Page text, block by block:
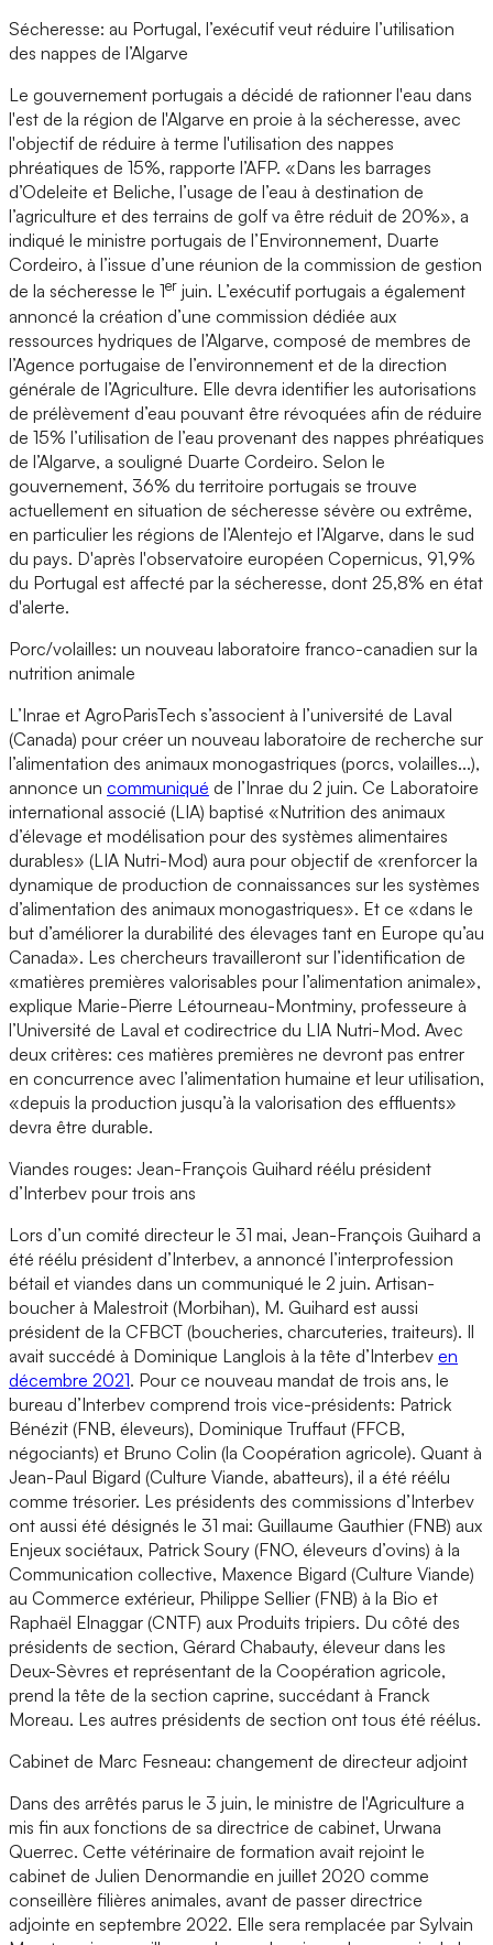
Sécheresse: au Portugal, l’exécutif veut réduire l’utilisation
des nappes de l’Algarve
Le gouvernement portugais a décidé de rationner l'eau dans
l'est de la région de l'Algarve en proie à la sécheresse, avec
l'objectif de réduire à terme l'utilisation des nappes
phréatiques de 15%, rapporte l’AFP. «Dans les barrages
d’Odeleite et Beliche, l’usage de l’eau à destination de
l’agriculture et des terrains de golf va être réduit de 20%», a
indiqué le ministre portugais de l’Environnement, Duarte
Cordeiro, à l’issue d’une réunion de la commission de gestion
de la sécheresse le 1er juin. L’exécutif portugais a également
annoncé la création d’une commission dédiée aux
ressources hydriques de l’Algarve, composé de membres de
l’Agence portugaise de l’environnement et de la direction
générale de l’Agriculture. Elle devra identifier les autorisations
de prélèvement d’eau pouvant être révoquées afin de réduire
de 15% l’utilisation de l’eau provenant des nappes phréatiques
de l’Algarve, a souligné Duarte Cordeiro. Selon le
gouvernement, 36% du territoire portugais se trouve
actuellement en situation de sécheresse sévère ou extrême,
en particulier les régions de l’Alentejo et l’Algarve, dans le sud
du pays. D'après l'observatoire européen Copernicus, 91,9%
du Portugal est affecté par la sécheresse, dont 25,8% en état
d'alerte.
Porc/volailles: un nouveau laboratoire franco-canadien sur la
nutrition animale
L’Inrae et AgroParisTech s’associent à l’université de Laval
(Canada) pour créer un nouveau laboratoire de recherche sur
l’alimentation des animaux monogastriques (porcs, volailles...),
annonce un communiqué de l’Inrae du 2 juin. Ce Laboratoire
international associé (LIA) baptisé «Nutrition des animaux
d’élevage et modélisation pour des systèmes alimentaires
durables» (LIA Nutri-Mod) aura pour objectif de «renforcer la
dynamique de production de connaissances sur les systèmes
d’alimentation des animaux monogastriques». Et ce «dans le
but d’améliorer la durabilité des élevages tant en Europe qu’au
Canada». Les chercheurs travailleront sur l’identification de
«matières premières valorisables pour l’alimentation animale»,
explique Marie-Pierre Létourneau-Montminy, professeure à
l’Université de Laval et codirectrice du LIA Nutri-Mod. Avec
deux critères: ces matières premières ne devront pas entrer
en concurrence avec l’alimentation humaine et leur utilisation,
«depuis la production jusqu’à la valorisation des effluents»
devra être durable.
Viandes rouges: Jean-François Guihard réélu président
d’Interbev pour trois ans
Lors d’un comité directeur le 31 mai, Jean-François Guihard a
été réélu président d’Interbev, a annoncé l’interprofession
bétail et viandes dans un communiqué le 2 juin. Artisan-
boucher à Malestroit (Morbihan), M. Guihard est aussi
président de la CFBCT (boucheries, charcuteries, traiteurs). Il
avait succédé à Dominique Langlois à la tête d’Interbev en
décembre 2021. Pour ce nouveau mandat de trois ans, le
bureau d’Interbev comprend trois vice-présidents: Patrick
Bénézit (FNB, éleveurs), Dominique Truffaut (FFCB,
négociants) et Bruno Colin (la Coopération agricole). Quant à
Jean-Paul Bigard (Culture Viande, abatteurs), il a été réélu
comme trésorier. Les présidents des commissions d’Interbev
ont aussi été désignés le 31 mai: Guillaume Gauthier (FNB) aux
Enjeux sociétaux, Patrick Soury (FNO, éleveurs d’ovins) à la
Communication collective, Maxence Bigard (Culture Viande)
au Commerce extérieur, Philippe Sellier (FNB) à la Bio et
Raphaël Elnaggar (CNTF) aux Produits tripiers. Du côté des
présidents de section, Gérard Chabauty, éleveur dans les
Deux-Sèvres et représentant de la Coopération agricole,
prend la tête de la section caprine, succédant à Franck
Moreau. Les autres présidents de section ont tous été réélus.
Cabinet de Marc Fesneau: changement de directeur adjoint
Dans des arrêtés parus le 3 juin, le ministre de l'Agriculture a
mis fin aux fonctions de sa directrice de cabinet, Urwana
Querrec. Cette vétérinaire de formation avait rejoint le
cabinet de Julien Denormandie en juillet 2020 comme
conseillère filières animales, avant de passer directrice
adjointe en septembre 2022. Elle sera remplacée par Sylvain